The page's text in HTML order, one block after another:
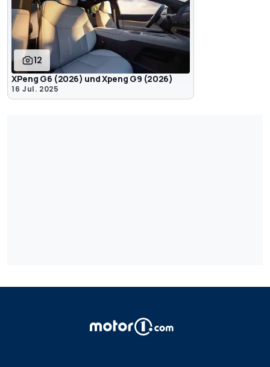
12
XPeng G6 (2026) und Xpeng G9 (2026)
16 Jul. 2025